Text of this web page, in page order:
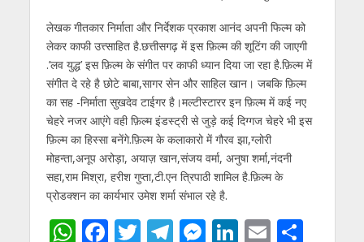
लेखक गीतकार निर्माता और निर्देशक प्रकाश आनंद अपनी फिल्म को
लेकर काफी उत्त्साहित है.छत्तीसगढ़ में इस फ़िल्म की शूटिंग की जाएगी
.’लव युद्ध’ इस फ़िल्म के संगीत पर काफी ध्यान दिया जा रहा है.फ़िल्म में
संगीत दे रहे है छोटे बाबा,सागर सेन और साहिल खान। जबकि फ़िल्म
का सह -निर्माता सुखदेव टाईगर है।मल्टीस्टारर इन फ़िल्म में कई नए
चेहरे नजर आएंगे वही फ़िल्म इंडस्ट्री से जुड़े कई दिग्गज चेहरे भी इस
फ़िल्म का हिस्सा बनेंगे.फ़िल्म के कलाकारो में गौरव झा,ग्लोरी
मोहन्ता,अनूप अरोड़ा, अयाज़ खान,संजय वर्मा, अनुषा शर्मा,नंदनी
सहा,राम मिश्रा, हरीश गुप्ता,टी.एन त्रिपाठी शामिल है.फ़िल्म के
प्रोडक्शन का कार्यभार उमेश शर्मा संभाल रहे है.
W F T T M Li E S